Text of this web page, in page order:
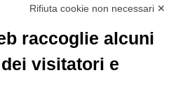
al venerdì dalle ore 9:00 alle ore 14:00
Rifiuta cookie non necessari ✕
raccoglie alcuni
visitatori e